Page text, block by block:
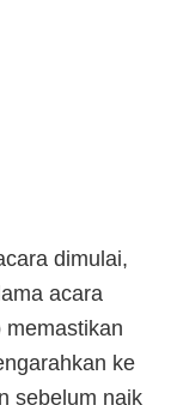
dimulai,
acara
memastikan
ke
sebelum naik